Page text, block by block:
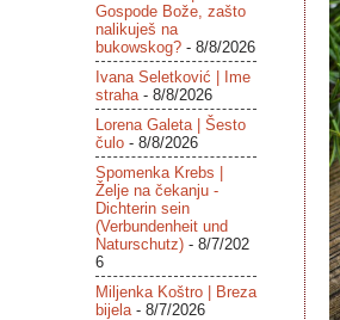
Gospode Bože, zašto
nalikuješ na
bukowskog?- 8/8/2026
Ivana Seletković | Ime
straha- 8/8/2026
Lorena Galeta | Šesto
čulo- 8/8/2026
Spomenka Krebs |
Želje na čekanju -
Dichterin sein
(Verbundenheit und
Naturschutz)- 8/7/202
6
Miljenka Koštro | Breza
bijela- 8/7/2026